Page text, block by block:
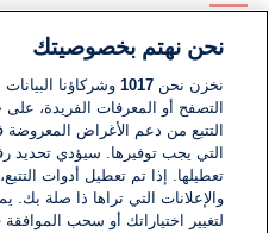
لا توجد تعليقات مكتوبة حتى
اكتب تعليقًا جديدًا ...
نحن نهتم بخصوصيتك
نخزن نحن1017 وشركاؤنا
التصفح أو المعرفات الفريدة،
التتبع من دعم الأغراض المعروضة
التي يجب توفيرها. سيؤدي
تعطيلها. إذا تم تعطيل أدوات
والإعلانات التي تراها ذا صلة
لتغيير اختياراتك أو سحب